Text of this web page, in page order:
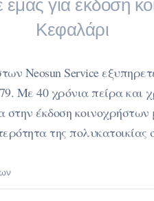
εμάς για έκδοση
Κεφαλάρι
Neosun Service
Με 40 χρόνια πείρα και
έκδοση κοινοχρήστων
της πολυκατοικίας